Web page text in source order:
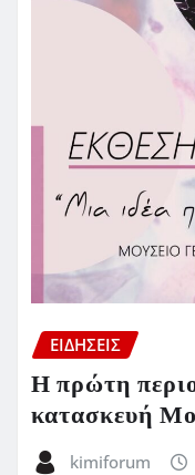
ΕΙΔΗΣΕΙΣ
Η πρώτη
κατασκευή
kimiforum